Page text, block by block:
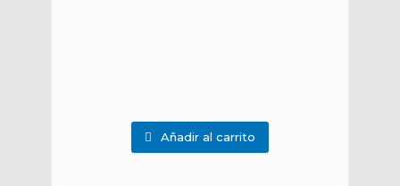
Añadir al carrito